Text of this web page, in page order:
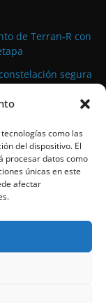
como las
del dispositivo. El
procesar datos como
únicas en este
afectar
de Terran-R con
segura
Marte guiado casi
California para
las mejoras tras